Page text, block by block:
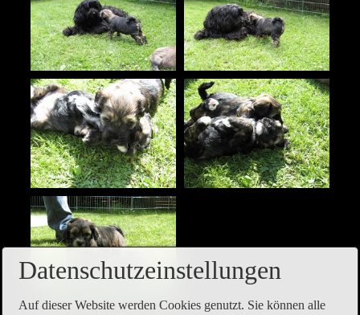
Datenschutzeinstellungen
Auf dieser Website werden Cookies genutzt. Sie können alle